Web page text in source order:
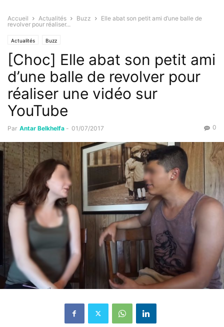
Accueil Actualités Buzz
Elle abat son petit ami d’une balle de
revolver pour réaliser...
Actualités Buzz
[Choc] Elle abat son petit ami
d’une balle de revolver pour
réaliser une vidéo sur
YouTube
Par Antar Belkhelfa - 01/07/2017 0